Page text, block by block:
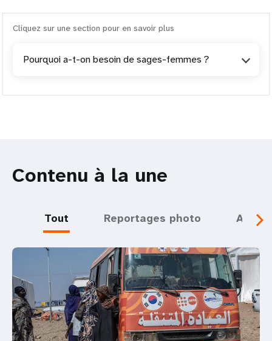
Cliquez sur une section pour en savoir plus
Pourquoi a-t-on besoin de sages-femmes ?
Contenu à la une
Tout Reportages photo